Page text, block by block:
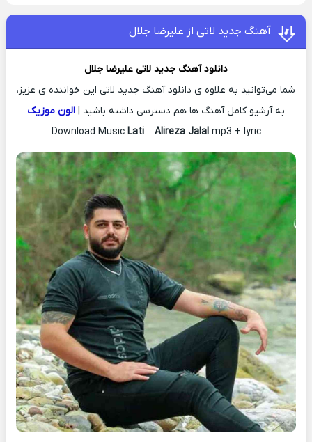
آهنگ جدید لاتی از علیرضا جلال
دانلود آهنگ جدید لاتی علیرضا جلال
شما می‌توانید به علاوه ی دانلود آهنگ جدید لاتی این خواننده ی عزیز،
به آرشیو کامل آهنگ ها هم دسترسی داشته باشید | الون موزیک
Download Music Lati– Alireza Jalalmp3 + lyric